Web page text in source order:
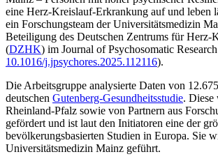
eine Herz-Kreislauf-Erkrankung auf und leben
ein Forschungsteam der Universitätsmedizin
Beteiligung des Deutschen Zentrums für Herz-
(DZHK) im Journal of Psychosomatic Research
10.1016/j.jpsychores.2025.112116).
Die Arbeitsgruppe analysierte Daten von
deutschen Gutenberg-Gesundheitsstudie. Diese
Rheinland-Pfalz sowie von Partnern aus
gefördert und ist laut den Initiatoren eine der
bevölkerungsbasierten Studien in Europa. Sie
Universitätsmedizin Mainz geführt.